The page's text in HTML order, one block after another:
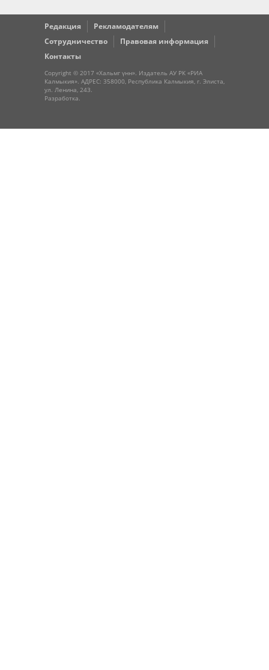
Редакция
Рекламодателям
Сотрудничество
Правовая информация
Контакты
Copyright © 2017 «Хальмг үнн». Издатель АУ РК «РИА
Калмыкия». АДРЕС: 358000, Республика Калмыкия, г. Элиста,
ул. Ленина, 243.
Разработка.